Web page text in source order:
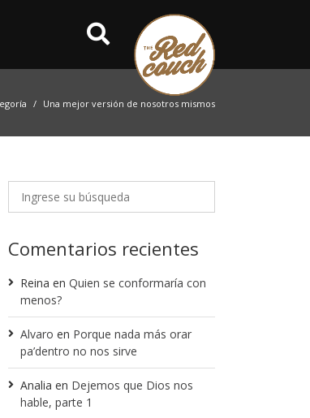
Una mejor versión de nosotros mismos
Comentarios recientes
Reina en Quien se conformaría con
menos?
Alvaro en Porque nada más orar
pa’dentro no nos sirve
Analia en Dejemos que Dios nos
hable, parte 1